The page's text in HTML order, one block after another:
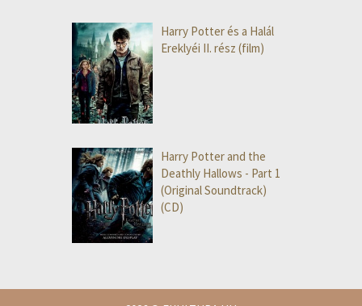
Harry Potter és a Halál
Ereklyéi II. rész (film)
Harry Potter and the
Deathly Hallows - Part 1
(Original Soundtrack)
(CD)